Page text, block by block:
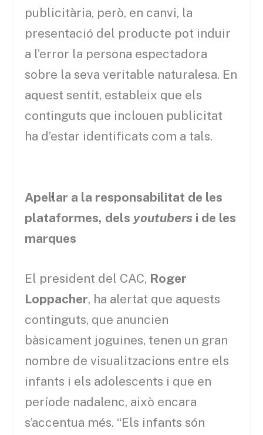
publicitària, però, en canvi, la
presentació del producte pot induir
a l’error la persona espectadora
sobre la seva veritable naturalesa. En
aquest sentit, estableix que els
continguts que inclouen publicitat
ha d’estar identificats com a tals.
Apel·lar a la responsabilitat de les
plataformes, dels youtubers i de les
marques
El president del CAC, Roger
Loppacher, ha alertat que aquests
continguts, que anuncien
bàsicament joguines, tenen un gran
nombre de visualitzacions entre els
infants i els adolescents i que en
període nadalenc, això encara
s’accentua més. “Els infants són